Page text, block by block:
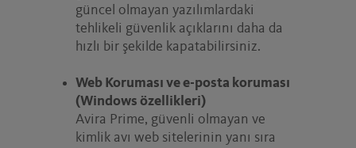
güncel olmayan yazılımlardaki
tehlikeli güvenlik açıklarını daha da
hızlı bir şekilde kapatabilirsiniz.
Web Koruması ve e-posta koruması
(Windows özellikleri)
Avira Prime, güvenli olmayan ve
kimlik avı web sitelerinin yanı sıra